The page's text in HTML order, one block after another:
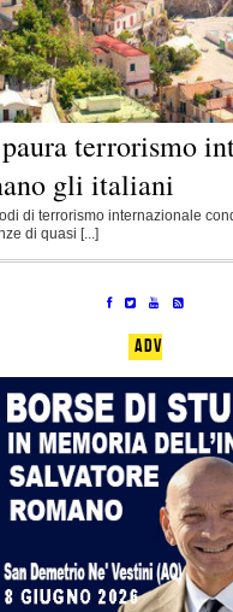
terrorismo
gli italiani
di terrorismo internazionale
di quasi [...]
ADV